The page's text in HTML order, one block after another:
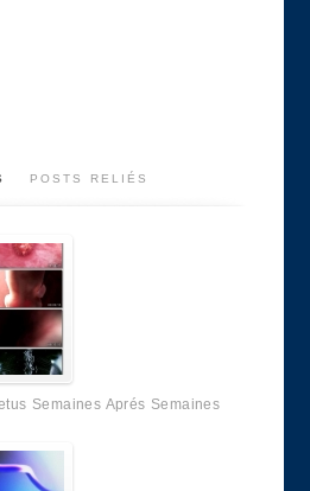
POSTS RELIÉS
Semaines Aprés Semaines